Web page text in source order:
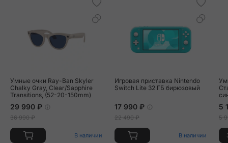
Умные очки Ray-Ban Skyler
Chalky Gray, Clear/Sapphire
Transitions, (52-20-150mm)
29 990 ₽
36 990 ₽
В наличии
Игровая приставка Nintendo
Switch Lite 32 ГБ бирюзовый
17 990 ₽
22 490 ₽
В наличии
5
5